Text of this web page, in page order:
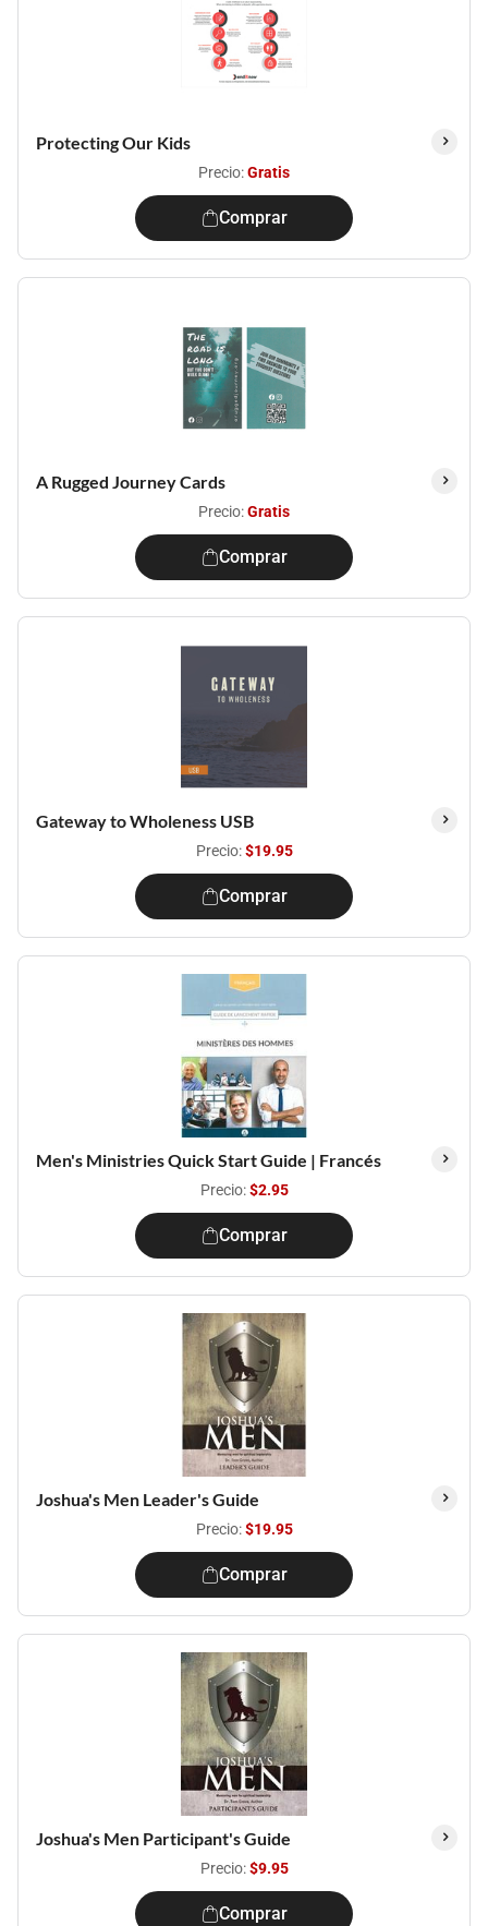
Protecting Our Kids
Precio:Gratis
Comprar
A Rugged Journey Cards
Precio:Gratis
Comprar
Gateway to Wholeness USB
Precio:$19.95
Comprar
Men's Ministries Quick Start Guide | Francés
Precio:$2.95
Comprar
Joshua's Men Leader's Guide
Precio:$19.95
Comprar
Joshua's Men Participant's Guide
Precio:$9.95
Comprar